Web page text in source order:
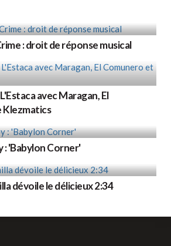
: droit de réponse musical
avec Maragan, El
Klezmatics
: 'Babylon Corner'
dévoile le délicieux 2:34